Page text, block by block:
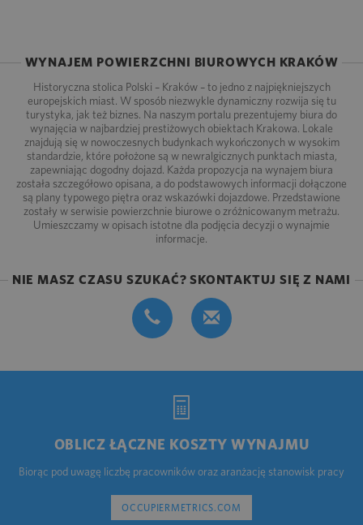
WYNAJEM POWIERZCHNI BIUROWYCH KRAKÓW
Historyczna stolica Polski – Kraków – to jedno z najpiękniejszych
europejskich miast. W sposób niezwykle dynamiczny rozwija się tu
turystyka, jak też biznes. Na naszym portalu prezentujemy biura do
wynajęcia w najbardziej prestiżowych obiektach Krakowa. Lokale
znajdują się w nowoczesnych budynkach wykończonych w wysokim
standardzie, które położone są w newralgicznych punktach miasta,
zapewniając dogodny dojazd. Każda propozycja na wynajem biura
została szczegółowo opisana, a do podstawowych informacji dołączone
są plany typowego piętra oraz wskazówki dojazdowe. Przedstawione
zostały w serwisie powierzchnie biurowe o zróżnicowanym metrażu.
Umieszczamy w opisach istotne dla podjęcia decyzji o wynajmie
informacje.
NIE MASZ CZASU SZUKAĆ? SKONTAKTUJ SIĘ Z NAMI
OBLICZ ŁĄCZNE KOSZTY WYNAJMU
Biorąc pod uwagę liczbę pracowników oraz aranżację stanowisk pracy
OCCUPIERMETRICS.COM